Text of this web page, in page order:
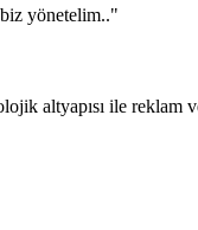
biz yönetelim.."
altyapısı ile reklam